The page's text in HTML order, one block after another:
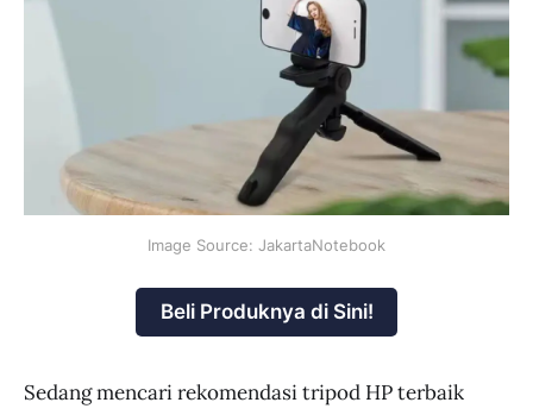
Image Source: JakartaNotebook
Beli Produknya di Sini!
Sedang mencari rekomendasi tripod HP terbaik